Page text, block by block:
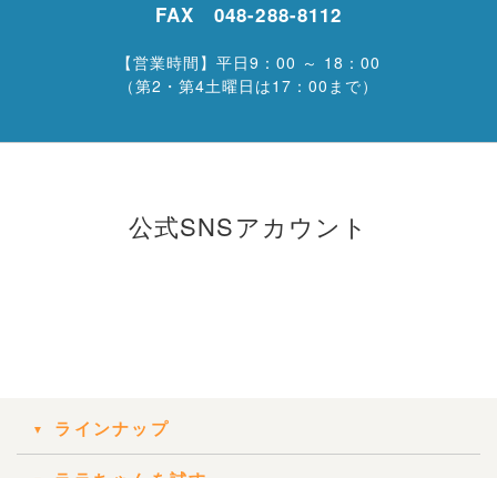
FAX 048-288-8112
【営業時間】平日9：00 ～ 18：00
（第2・第4土曜日は17：00まで）
公式SNSアカウント
ラインナップ